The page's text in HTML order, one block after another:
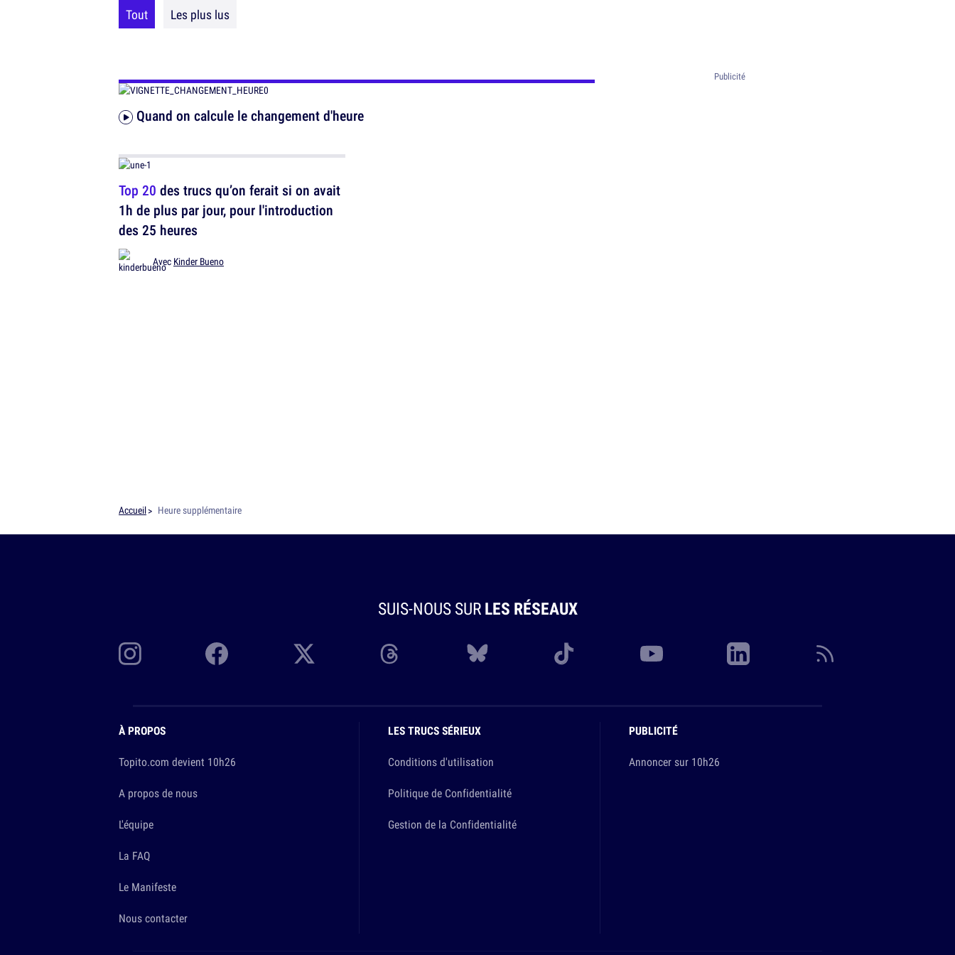
Tout Les plus lus
Quand on calcule le changement d'heure
Top 20 des trucs qu’on ferait si on avait
1h de plus par jour, pour l'introduction
des 25 heures
Avec Kinder Bueno
Accueil Heure supplémentaire
SUIS-NOUS SURLES RÉSEAUX
À PROPOS
Topito.com devient 10h26
A propos de nous
L'équipe
La FAQ
Le Manifeste
Nous contacter
LES TRUCS SÉRIEUX
Conditions d'utilisation
Politique de Confidentialité
Gestion de la Confidentialité
PUBLICITÉ
Annoncer sur 10h26